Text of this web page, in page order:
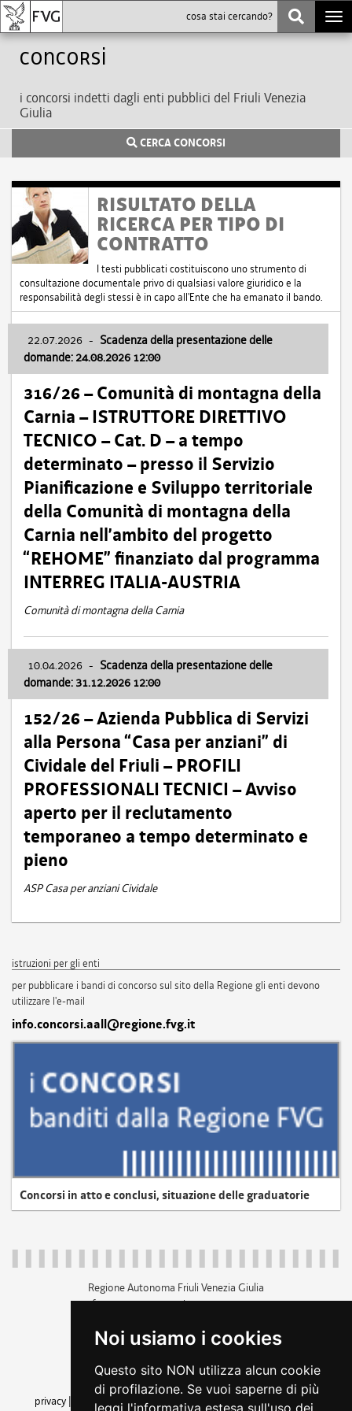
Noi usiamo i cookies
Questo sito NON utilizza alcun cookie
di profilazione. Se vuoi saperne di più
leggi l'informativa estesa sull'uso dei
Concorsi
i concorsi indetti dagli enti pubblici del Friuli Venezia
Giulia
CERCA CONCORSI
RISULTATO DELLA
RICERCA PER TIPO DI
CONTRATTO
I testi pubblicati costituiscono uno strumento di
consultazione documentale privo di qualsiasi valore giuridico e la
responsabilità degli stessi è in capo all'Ente che ha emanato il bando.
22.07.2026 - Scadenza della presentazione delle
domande: 24.08.2026 12:00
316/26 – Comunità di montagna della
Carnia – ISTRUTTORE DIRETTIVO
TECNICO – Cat. D – a tempo
determinato – presso il Servizio
Pianificazione e Sviluppo territoriale
della Comunità di montagna della
Carnia nell’ambito del progetto
“REHOME” finanziato dal programma
INTERREG ITALIA-AUSTRIA
Comunità di montagna della Carnia
10.04.2026 - Scadenza della presentazione delle
domande: 31.12.2026 12:00
152/26 – Azienda Pubblica di Servizi
alla Persona “Casa per anziani” di
Cividale del Friuli – PROFILI
PROFESSIONALI TECNICI – Avviso
aperto per il reclutamento
temporaneo a tempo determinato e
pieno
ASP Casa per anziani Cividale
istruzioni per gli enti
per pubblicare i bandi di concorso sul sito della Regione gli enti devono
utilizzare l'e-mail
info.concorsi.aall@regione.fvg.it
Concorsi in atto e conclusi, situazione delle graduatorie
Regione Autonoma Friuli Venezia Giulia
c.f. 80014930327; p.iva 00526040324
+39 040 3771111
amministrazione trasparente
privacy
cookie |note legali accessibilità
dichiarazione di